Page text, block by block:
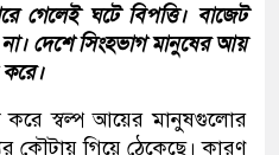
গেলেই ঘটে বিপত্তি। বাজেট
দেশে সিংহভাগ মানুষের আয়
করে স্বল্প আয়ের মানুষগুলোর
কৌটায় গিয়ে ঠেকেছে। কারণ